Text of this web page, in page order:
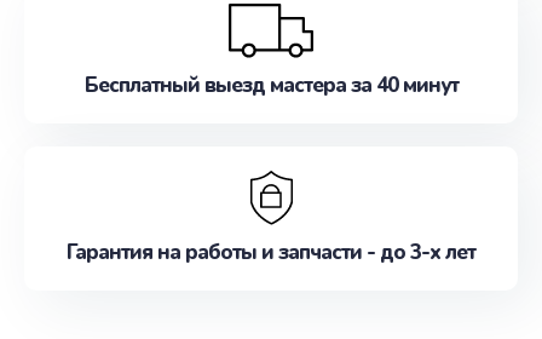
Бесплатный выезд мастера за 40 минут
Гарантия на работы и запчасти - до 3-х лет